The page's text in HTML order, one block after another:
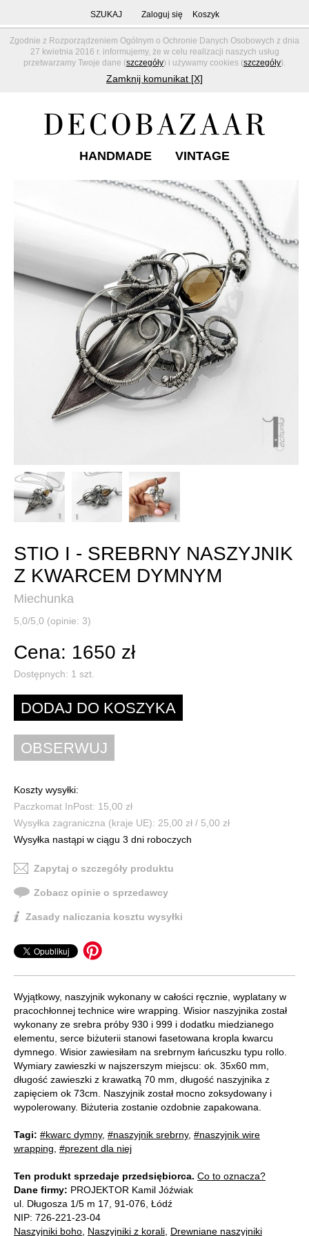
Zgodnie z Rozporządzeniem Ogólnym o Ochronie Danych Osobowych z dnia
27 kwietnia 2016 r. informujemy, że w celu realizacji naszych usług
przetwarzamy Twoje dane (szczegóły) i używamy cookies (szczegóły).
Zamknij komunikat [X]
SZUKAJ Zaloguj się Koszyk
HANDMADE VINTAGE
STIO I - SREBRNY NASZYJNIK
Z KWARCEM DYMNYM
Miechunka
5,0/5,0 (opinie: 3)
Cena: 1650 zł
Dostępnych: 1 szt.
Koszty wysyłki:
Paczkomat InPost: 15,00 zł
Wysyłka zagraniczna (kraje UE): 25,00 zł / 5,00 zł
Wysyłka nastąpi w ciągu 3 dni roboczych
Zapytaj o szczegóły produktu
Zobacz opinie o sprzedawcy
Zasady naliczania kosztu wysyłki
Wyjątkowy, naszyjnik wykonany w całości ręcznie, wyplatany w
pracochłonnej technice wire wrapping. Wisior naszyjnika został
wykonany ze srebra próby 930 i 999 i dodatku miedzianego
elementu, serce biżuterii stanowi fasetowana kropla kwarcu
dymnego. Wisior zawiesiłam na srebrnym łańcuszku typu rollo.
Wymiary zawieszki w najszerszym miejscu: ok. 35x60 mm,
długość zawieszki z krawatką 70 mm, długość naszyjnika z
zapięciem ok 73cm. Naszyjnik został mocno zoksydowany i
wypolerowany. Biżuteria zostanie ozdobnie zapakowana.
Tagi: #kwarc dymny, #naszyjnik srebrny, #naszyjnik wire
wrapping #prezent dla niej
Ten produkt sprzedaje przedsiębiorca. Co to oznacza?
Dane firmy: PROJEKTOR Kamil Jóźwiak
ul. Długosza 1/5 m 17, 91-076, Łódź
NIP: 726-221-23-04
Naszyjniki boho Naszyjniki z korali Drewniane naszyjniki